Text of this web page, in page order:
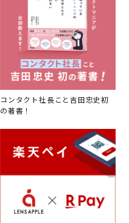
コンタクト社長こと吉田忠史初
の著書！